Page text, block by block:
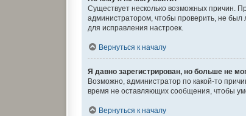
Существует несколько возможных причин.
администратором, чтобы проверить, не был
для исправления настроек.
Вернуться к началу
Я давно зарегистрирован, но больше не
Возможно, администратор по какой-то
время не оставляющих сообщения, чтобы
Вернуться к началу